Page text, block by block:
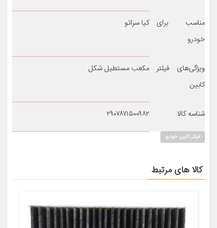
مناسب برای
خودرو
کیا سراتو
ویژگی‌های فیلتر
کابین
مکعب مستطیل شکل
شناسه کالا ۲۹۰۷۸۷۱۵۰۰۹۸۲
فیلتر کابین خودرو
کالا های مرتبط